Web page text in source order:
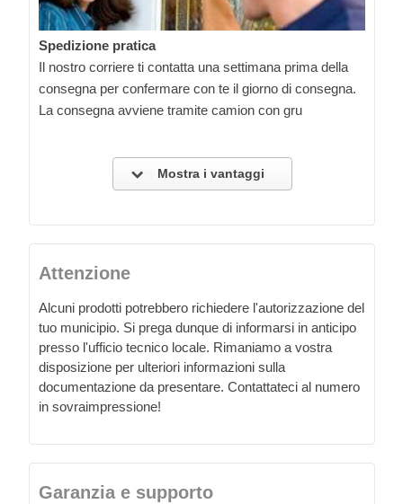
Spedizione pratica
Il nostro corriere ti contatta una settimana prima della
consegna per confermare con te il giorno di consegna.
La consegna avviene tramite camion con gru
Mostra i vantaggi
Attenzione
Alcuni prodotti potrebbero richiedere l'autorizzazione del
tuo municipio. Si prega dunque di informarsi in anticipo
presso l'ufficio tecnico locale. Rimaniamo a vostra
disposizione per ulteriori informazioni sulla
documentazione da presentare. Contattateci al numero
in sovraimpressione!
Garanzia e supporto